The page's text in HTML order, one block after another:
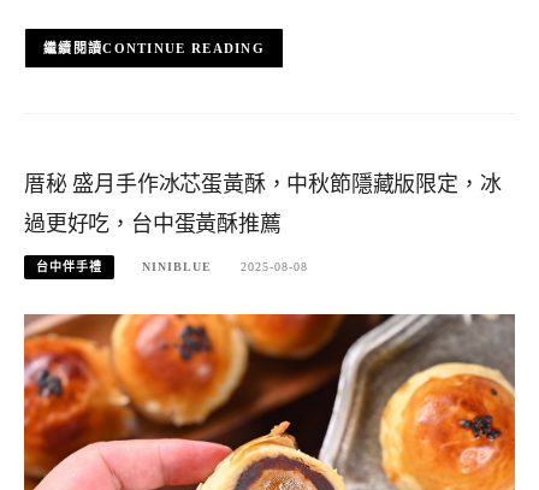
CONTINUE READING
厝秘 盛月手作冰芯蛋黃酥，中秋節隱藏版限定，冰
過更好吃，台中蛋黃酥推薦
台中伴手禮 NINIBLUE 2025-08-08